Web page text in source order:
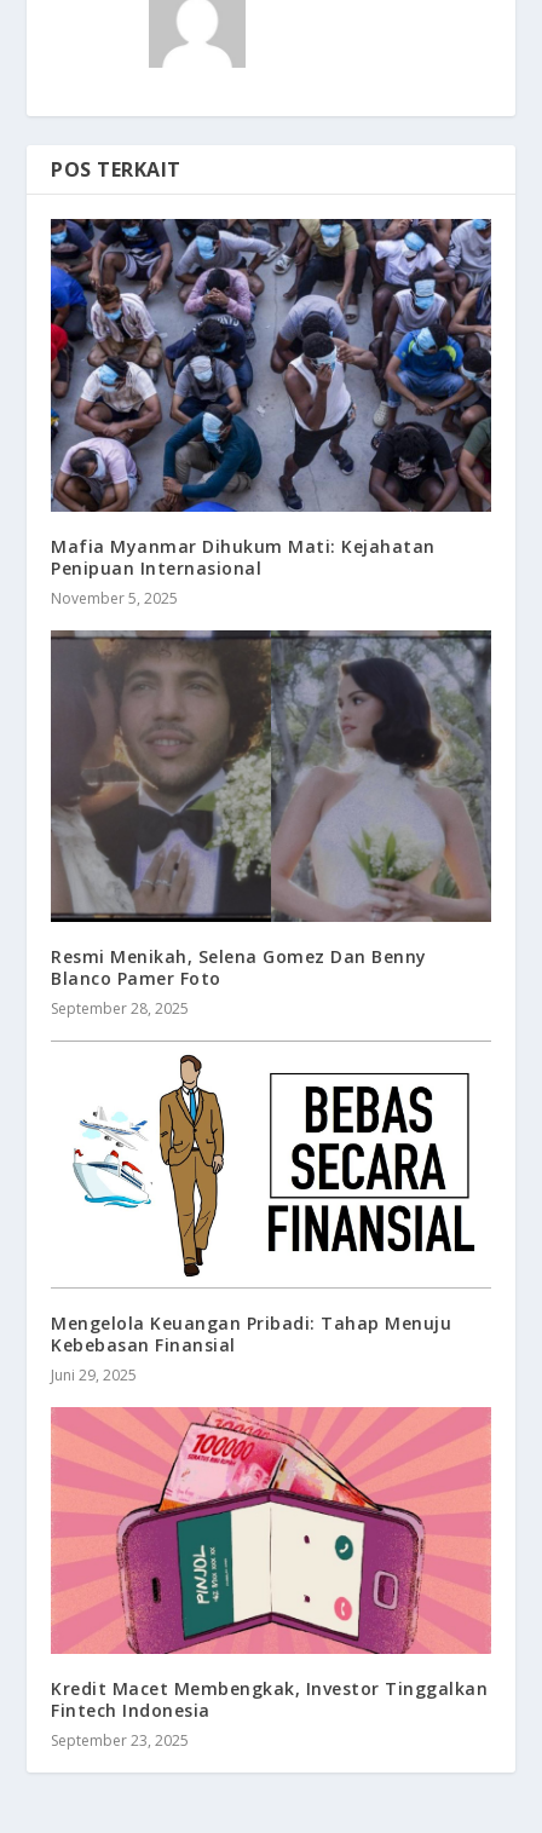
POS TERKAIT
Mafia Myanmar Dihukum Mati: Kejahatan
Penipuan Internasional
November 5, 2025
Resmi Menikah, Selena Gomez Dan Benny
Blanco Pamer Foto
September 28, 2025
Mengelola Keuangan Pribadi: Tahap Menuju
Kebebasan Finansial
Juni 29, 2025
Kredit Macet Membengkak, Investor Tinggalkan
Fintech Indonesia
September 23, 2025